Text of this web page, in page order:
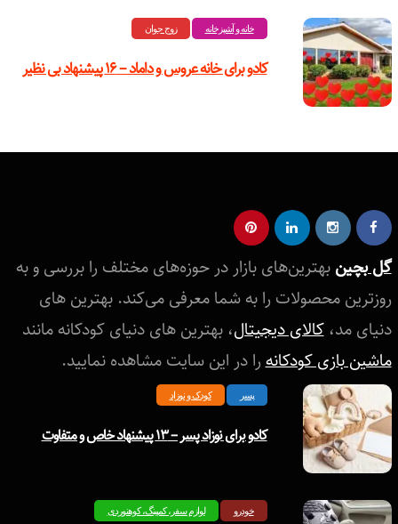
خانه و آشپزخانه زوج جوان
کادو برای خانه عروس و داماد – ۱۶ پیشنهاد بی نظیر
گل بچینبهترین‌های بازار در حوزه‌های مختلف را بررسی و به
روزترین محصولات را به شما معرفی می‌کند. بهترین های
دنیای مد، کالای دیجیتال ، بهترین های دنیای کودکانه مانند
ماشین بازی کودکانهرا در این سایت مشاهده نمایید.
پسر کودک و نوزاد
کادو برای نوزاد پسر – ۱۳ پیشنهاد خاص و متفاوت
خودرو لوازم سفر، کمپینگ، کوهنوردی